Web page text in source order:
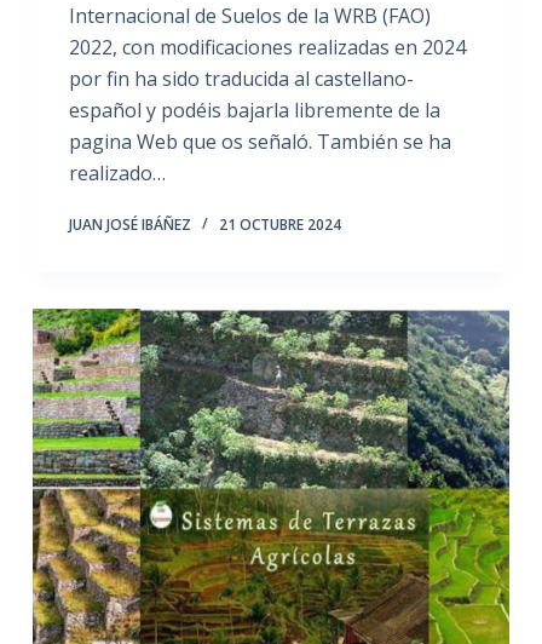
Internacional de Suelos de la WRB (FAO)
2022, con modificaciones realizadas en 2024
por fin ha sido traducida al castellano-
español y podéis bajarla libremente de la
pagina Web que os señaló. También se ha
realizado…
JUAN JOSÉ IBÁÑEZ 21 OCTUBRE 2024